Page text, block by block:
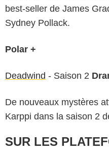
best-seller de James
Sydney Pollack.
Polar +
Deadwind - Saison 2
De nouveaux mystères
Karppi dans la saison 2
SUR LES